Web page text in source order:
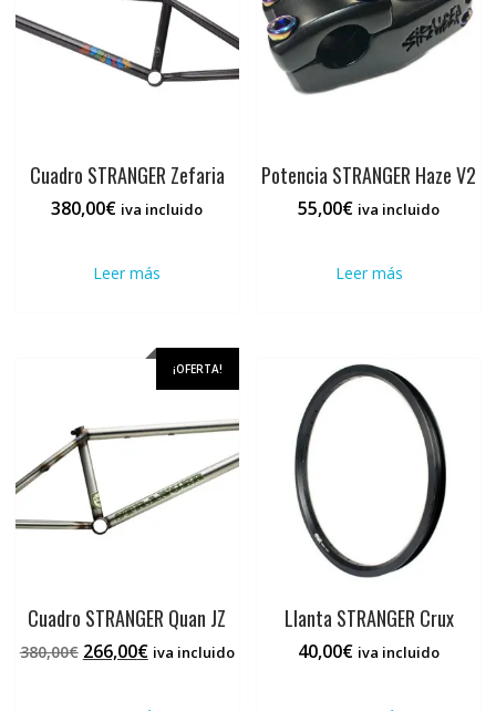
Cuadro STRANGER Zefaria
380,00€ iva incluido
Leer más
Potencia STRANGER Haze V2
55,00€ iva incluido
Leer más
¡OFERTA!
Cuadro STRANGER Quan JZ
380,00€ El
266,00€Eliva incluido
Llanta STRANGER Crux
40,00€ iva incluido